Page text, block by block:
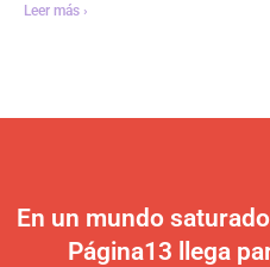
Leer más ›
En un mundo
Página13 llega